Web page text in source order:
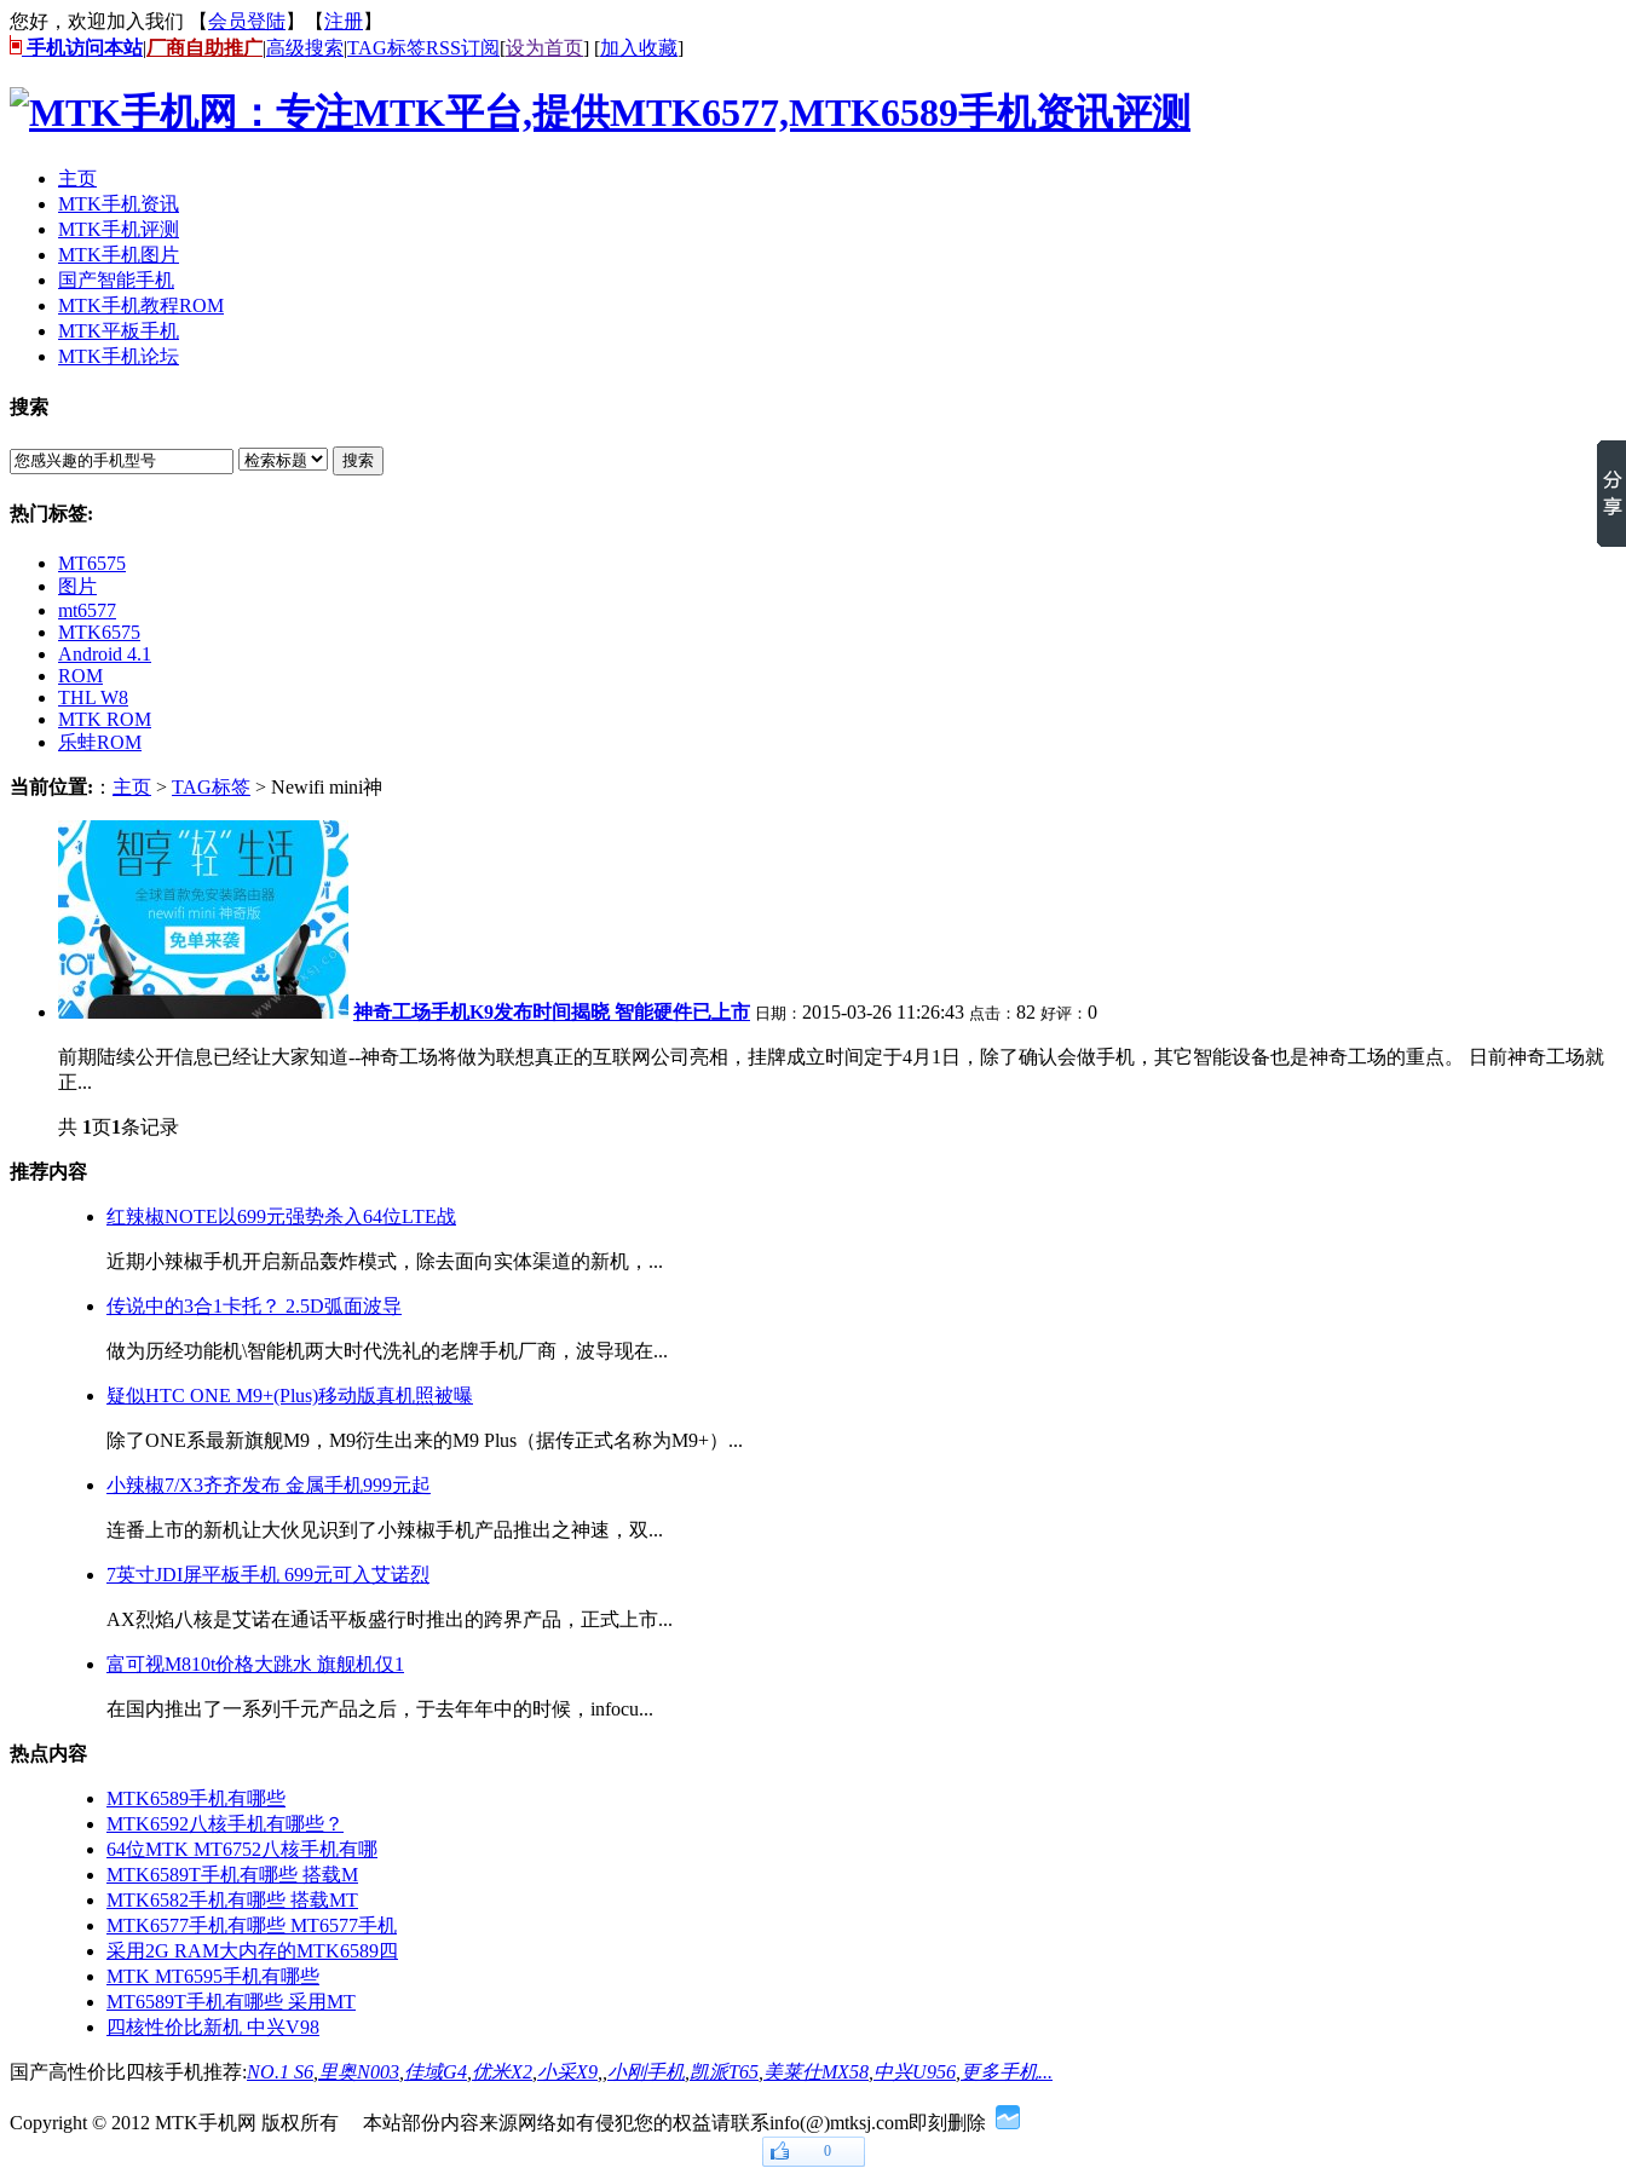
您好，欢迎加入我们 【会员登陆】【注册】
手机访问本站|厂商自助推广|高级搜索|TAG标签RSS订阅[设为首页] [加入收藏]
主页
MTK手机资讯
MTK手机评测
MTK手机图片
国产智能手机
MTK手机教程ROM
MTK平板手机
MTK手机论坛
搜索
搜索
热门标签:
MT6575
图片
mt6577
MTK6575
Android 4.1
ROM
THL W8
MTK ROM
乐蛙ROM
当前位置: ： 主页 > TAG标签 > Newifi mini神
神奇工场手机K9发布时间揭晓 智能硬件已上市 日期： 2015-03-26 11:26:43 点击： 82 好评： 0
前期陆续公开信息已经让大家知道--神奇工场将做为联想真正的互联网公司亮相，挂牌成立时间定于4月1日，除了确认会做手机，其它智能设备也是神奇工场的重点。 日前神奇工场就
正...
共 1页1条记录
推荐内容
红辣椒NOTE以699元强势杀入64位LTE战
近期小辣椒手机开启新品轰炸模式，除去面向实体渠道的新机，...
传说中的3合1卡托？ 2.5D弧面波导
做为历经功能机\智能机两大时代洗礼的老牌手机厂商，波导现在...
疑似HTC ONE M9+(Plus)移动版真机照被曝
除了ONE系最新旗舰M9，M9衍生出来的M9 Plus（据传正式名称为M9+）...
小辣椒7/X3齐齐发布 金属手机999元起
连番上市的新机让大伙见识到了小辣椒手机产品推出之神速，双...
7英寸JDI屏平板手机 699元可入艾诺烈
AX烈焰八核是艾诺在通话平板盛行时推出的跨界产品，正式上市...
富可视M810t价格大跳水 旗舰机仅1
在国内推出了一系列千元产品之后，于去年年中的时候，infocu...
热点内容
MTK6589手机有哪些
MTK6592八核手机有哪些？
64位MTK MT6752八核手机有哪
MTK6589T手机有哪些 搭载M
MTK6582手机有哪些 搭载MT
MTK6577手机有哪些 MT6577手机
采用2G RAM大内存的MTK6589四
MTK MT6595手机有哪些
MT6589T手机有哪些 采用MT
四核性价比新机 中兴V98
国产高性价比四核手机推荐:NO.1 S6 里奥N003 佳域G4 优米X2 小采X9 小刚手机 凯派T65 美莱仕MX58 中兴U956 更多手机...
Copyright © 2012 MTK手机网 版权所有 本站部份内容来源网络如有侵犯您的权益请联系info(@)mtksj.com即刻删除
0